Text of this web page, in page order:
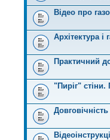
Відео про
Архітектура і
Практичний
"Пиріг" стіни.